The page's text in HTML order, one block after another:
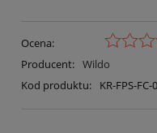
Ocena:
Producent: Wildo
Kod produktu:
KR-FPS-FC-